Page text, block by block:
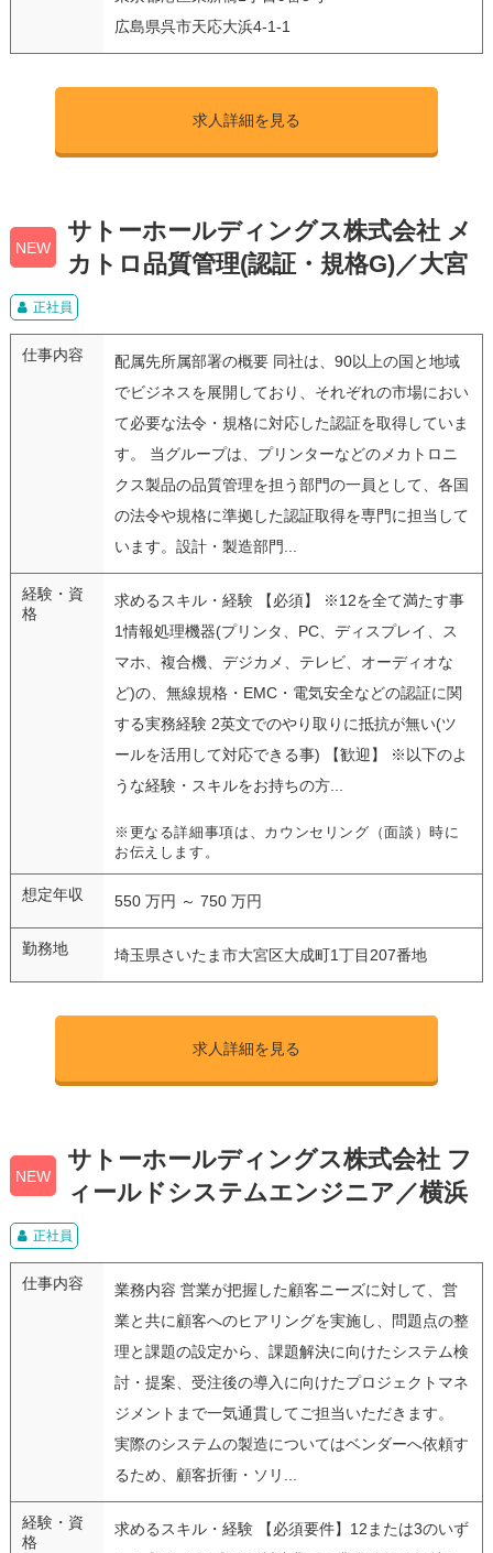
広島県呉市天応大浜4-1-1
求人詳細を見る
NEW
サトーホールディングス株式会社 メ
カトロ品質管理(認証・規格G)／大宮
正社員
仕事内容
配属先所属部署の概要 同社は、90以上の国と地域
でビジネスを展開しており、それぞれの市場におい
て必要な法令・規格に対応した認証を取得していま
す。 当グループは、プリンターなどのメカトロニ
クス製品の品質管理を担う部門の一員として、各国
の法令や規格に準拠した認証取得を専門に担当して
います。設計・製造部門...
経験・資
格
求めるスキル・経験 【必須】 ※12を全て満たす事
1情報処理機器(プリンタ、PC、ディスプレイ、ス
マホ、複合機、デジカメ、テレビ、オーディオな
ど)の、無線規格・EMC・電気安全などの認証に関
する実務経験 2英文でのやり取りに抵抗が無い(ツ
ールを活用して対応できる事) 【歓迎】 ※以下のよ
うな経験・スキルをお持ちの方...
※更なる詳細事項は、カウンセリング（面談）時に
お伝えします。
想定年収 550 万円 ～ 750 万円
勤務地 埼玉県さいたま市大宮区大成町1丁目207番地
求人詳細を見る
NEW
サトーホールディングス株式会社 フ
ィールドシステムエンジニア／横浜
正社員
仕事内容
業務内容 営業が把握した顧客ニーズに対して、営
業と共に顧客へのヒアリングを実施し、問題点の整
理と課題の設定から、課題解決に向けたシステム検
討・提案、受注後の導入に向けたプロジェクトマネ
ジメントまで一気通貫してご担当いただきます。
実際のシステムの製造についてはベンダーへ依頼す
るため、顧客折衝・ソリ...
経験・資
格
求めるスキル・経験 【必須要件】12または3のいず